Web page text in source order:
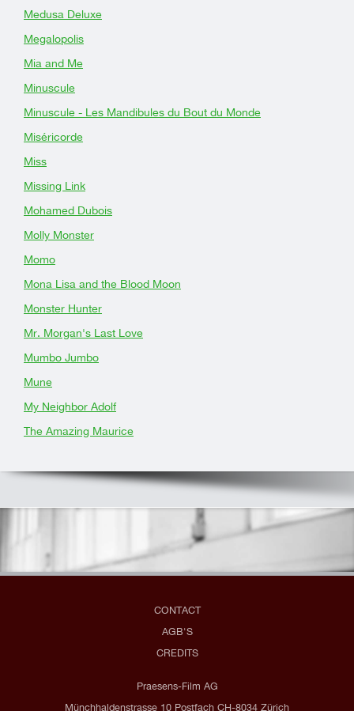
Medusa Deluxe
Megalopolis
Mia and Me
Minuscule
Minuscule - Les Mandibules du Bout du Monde
Miséricorde
Miss
Missing Link
Mohamed Dubois
Molly Monster
Momo
Mona Lisa and the Blood Moon
Monster Hunter
Mr. Morgan's Last Love
Mumbo Jumbo
Mune
My Neighbor Adolf
The Amazing Maurice
CONTACT
AGB'S
CREDITS
Praesens-Film AG
Münchhaldenstrasse 10 Postfach CH-8034 Zürich